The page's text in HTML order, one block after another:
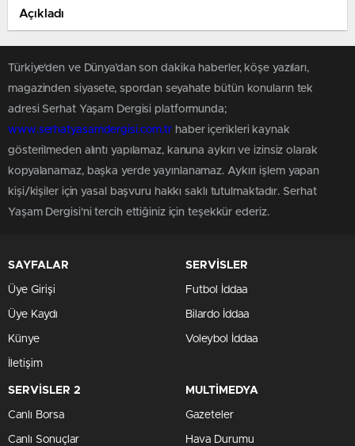
Açıkladı
Türkiye'den ve Dünya’dan son dakika haberler, köşe yazıları,
magazinden siyasete, spordan seyahate bütün konuların tek
adresi Serhat Yaşam Dergisi platformunda;
www.serhatyasamdergisi.com.tr haber içerikleri kaynak
gösterilmeden alıntı yapılamaz, kanuna aykırı ve izinsiz olarak
kopyalanamaz, başka yerde yayınlanamaz. Aykırı işlem yapan
kişi/kişiler için yasal başvuru hakkı saklı tutulmaktadır. Serhat
Yaşam Dergisi'ni tercih ettiğiniz için teşekkür ederiz.
SAYFALAR
Üye Girişi
Üye Kaydı
Künye
İletişim
SERVİSLER
Futbol İddaa
Bilardo İddaa
Voleybol İddaa
SERVİSLER 2
Canlı Borsa
Canlı Sonuçlar
MULTİMEDYA
Gazeteler
Hava Durumu